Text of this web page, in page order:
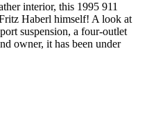
interior, this 1995 911
Haberl himself! A look at
suspension, a four-outlet
owner, it has been under